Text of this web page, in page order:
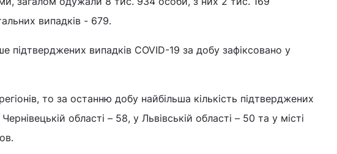
випадків - 679.
підтверджених випадків COVID-19 за добу зафіксовано у
то за останню добу найбільша кількість підтверджених
області – 58, у Львівській області – 50 та у місті